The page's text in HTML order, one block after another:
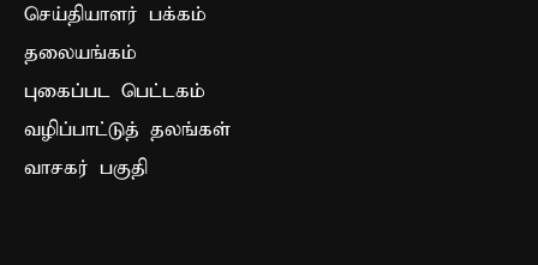
செய்தியாளர் பக்கம்
தலையங்கம்
புகைப்பட பெட்டகம்
வழிப்பாட்டுத் தலங்கள்
வாசகர் பகுதி